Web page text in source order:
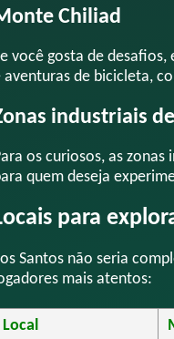
Chiliad
você gosta de
aventuras de bicicleta,
industriais
os curiosos, as
quem deseja
para
Santos não seria
mais atentos:
Local